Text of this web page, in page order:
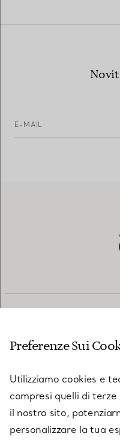
E-MAIL
SU TIFFANY & CO.
Preferenze Sui
Utilizziamo cookies e
compresi quelli di
il nostro sito,
personalizzare la tua